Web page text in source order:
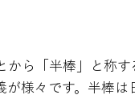
ら「半棒」と称す
様々です。半棒は